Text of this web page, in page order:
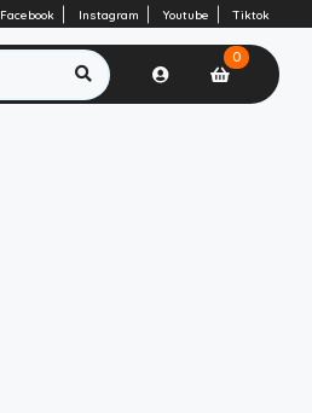
Facebook Instagram Youtube Tiktok
0